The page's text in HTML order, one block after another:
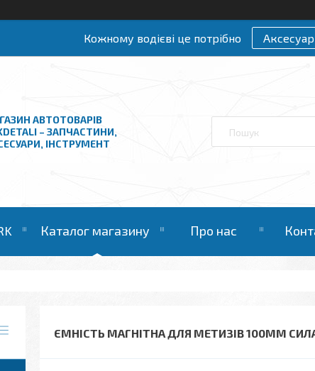
Кожному водієві це потрібно
АВТОТОВАРІВ
– ЗАПЧАСТИНИ,
ІНСТРУМЕНТ
Каталог магазину Про нас
ЄМНІСТЬ МАГНІТНА ДЛЯ МЕТИЗІВ 100ММ